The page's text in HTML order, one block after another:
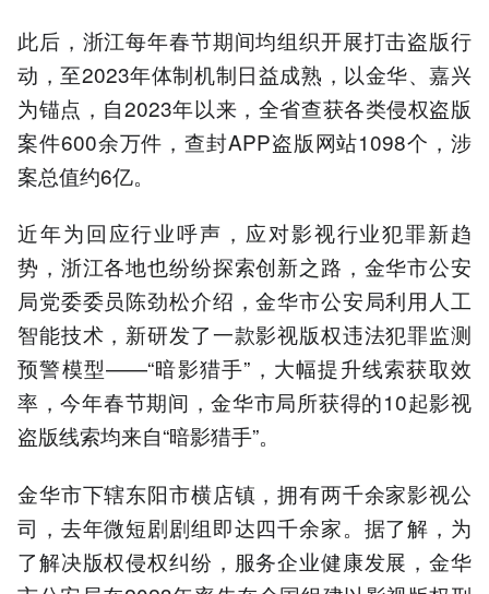
此后，浙江每年春节期间均组织开展打击盗版行
动，至2023年体制机制日益成熟，以金华、嘉兴
为锚点，自2023年以来，全省查获各类侵权盗版
案件600余万件，查封APP盗版网站1098个，涉
案总值约6亿。
近年为回应行业呼声，应对影视行业犯罪新趋
势，浙江各地也纷纷探索创新之路，金华市公安
局党委委员陈劲松介绍，金华市公安局利用人工
智能技术，新研发了一款影视版权违法犯罪监测
预警模型——“暗影猎手”，大幅提升线索获取效
率，今年春节期间，金华市局所获得的10起影视
盗版线索均来自“暗影猎手”。
金华市下辖东阳市横店镇，拥有两千余家影视公
司，去年微短剧剧组即达四千余家。据了解，为
了解决版权侵权纠纷，服务企业健康发展，金华